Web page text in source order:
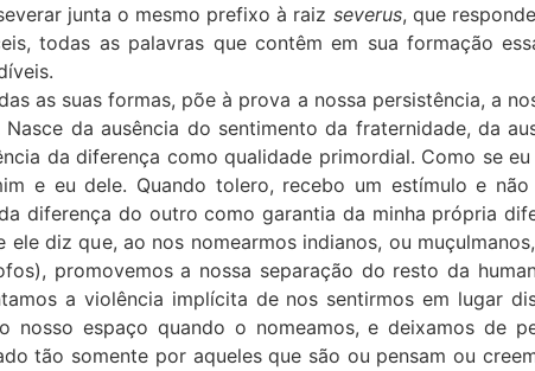
junta o mesmo prefixo à raiz severus, que
todas as palavras que contêm em sua formação
as suas formas, põe à prova a nossa persistência, a
da ausência do sentimento da fraternidade, da
da diferença como qualidade primordial. Como se
e eu dele. Quando tolero, recebo um estímulo e
diferença do outro como garantia da minha própria
diz que, ao nos nomearmos indianos, ou
promovemos a nossa separação do resto da
a violência implícita de nos sentirmos em lugar
nosso espaço quando o nomeamos, e deixamos de
tão somente por aqueles que são ou pensam ou